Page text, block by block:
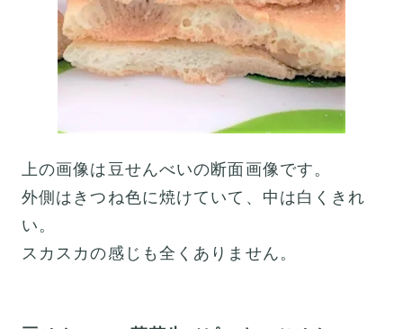
上の画像は豆せんべいの断面画像です。
外側はきつね色に焼けていて、中は白くきれ
い。
スカスカの感じも全くありません。